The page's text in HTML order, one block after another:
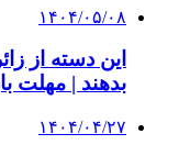
۱۴۰۴/۰۵/۰۸
این دسته از
بدهند | مهلت
۱۴۰۴/۰۴/۲۷